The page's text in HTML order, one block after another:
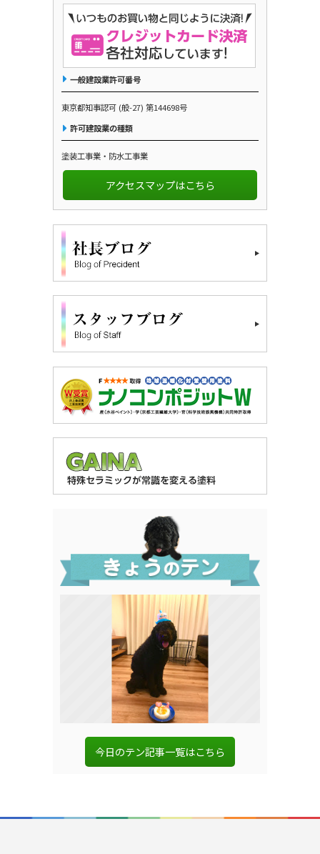
一般建設業許可番号
東京都知事認可 (般-27) 第144698号
許可建設業の種類
塗装工事業・防水工事業
アクセスマップはこちら
今日のテン記事一覧はこちら